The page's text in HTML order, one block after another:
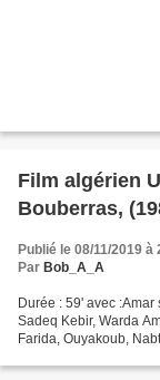
Film algérien
Publié le 08/11/2019 à
Par Bob_A_A
Durée : 59' avec
Sadeq Kebir, Warda
Farida, Ouyakoub,